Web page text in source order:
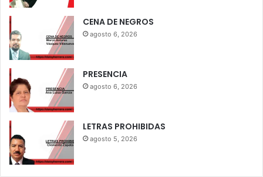
CENA DE NEGROS
agosto 6, 2026
PRESENCIA
agosto 6, 2026
LETRAS PROHIBIDAS
agosto 5, 2026